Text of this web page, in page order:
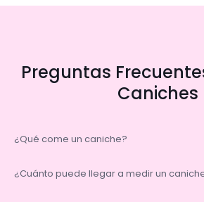
Preguntas
Caniches
¿Qué come un caniche?
¿Cuánto puede llegar a medir un